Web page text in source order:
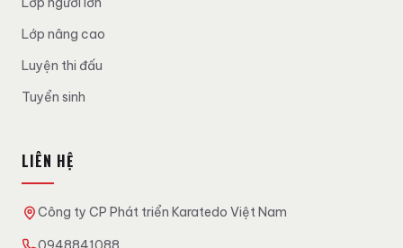
Lớp nâng cao
Luyện thi đấu
Tuyển sinh
LIÊN HỆ
Công ty CP Phát triển Karatedo Việt Nam